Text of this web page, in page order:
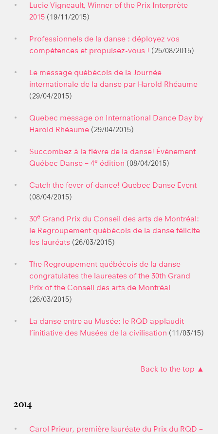
Lucie Vigneault, Winner of the Prix Interprète
2015 (19/11/2015)
Professionnels de la danse : déployez vos
compétences et propulsez-vous ! (25/08/2015)
Le message québécois de la Journée
internationale de la danse par Harold Rhéaume
(29/04/2015)
Quebec message on International Dance Day by
Harold Rhéaume (29/04/2015)
Succombez à la fièvre de la danse! Événement
Québec Danse – 4e édition (08/04/2015)
Catch the fever of dance! Quebec Danse Event
(08/04/2015)
30e Grand Prix du Conseil des arts de Montréal:
le Regroupement québécois de la danse félicite
les lauréats (26/03/2015)
The Regroupement québécois de la danse
congratulates the laureates of the 30th Grand
Prix of the Conseil des arts de Montréal
(26/03/2015)
La danse entre au Musée: le RQD applaudit
l’initiative des Musées de la civilisation (11/03/15)
Back to the top ▲
2014
Carol Prieur, première lauréate du Prix du RQD –